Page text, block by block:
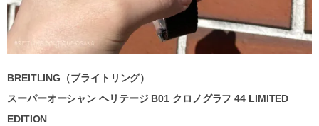
BREITLING（ブライトリング）
スーパーオーシャン ヘリテージ B01 クロノグラフ 44 LIMITED
EDITION